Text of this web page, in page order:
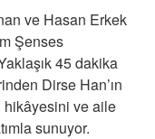
ve Hasan Erkek
Şenses
45 dakika
Dirse Han’ın
hikâyesini ve aile
sunuyor.